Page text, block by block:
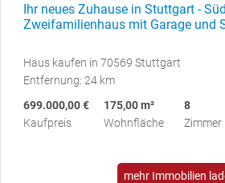
Ihr neues Zuhause in Stuttgart -
Zweifamilienhaus mit Garage und
Haus kaufen in 70569 Stuttgart
Entfernung: 24 km
699.000,00 €
Kaufpreis
175,00 m²
Wohnfläche
8
Zimmer
mehr Immobilien